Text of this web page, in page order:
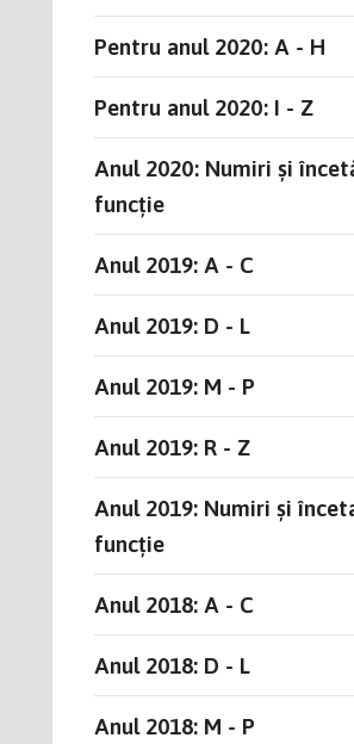
Pentru anul 2020: A - H
Pentru anul 2020: I - Z
Anul 2020: Numiri și
funcție
Anul 2019: A - C
Anul 2019: D - L
Anul 2019: M - P
Anul 2019: R - Z
Anul 2019: Numiri și
funcție
Anul 2018: A - C
Anul 2018: D - L
Anul 2018: M - P